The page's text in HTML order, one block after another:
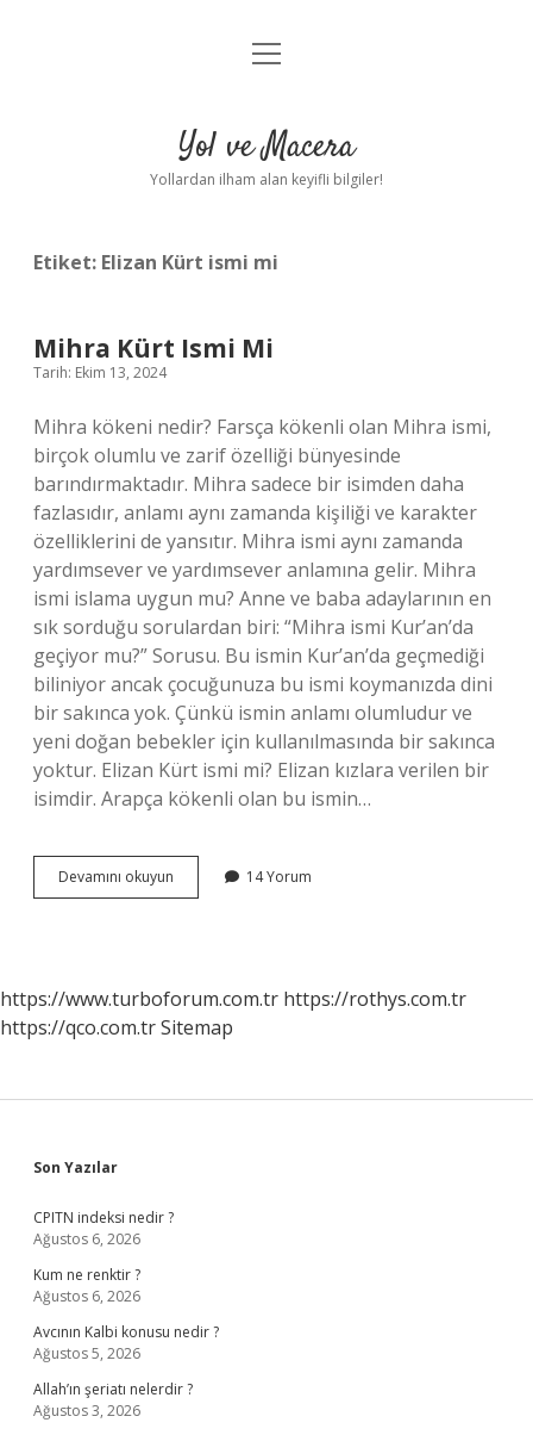
Anasayfa
Yasal Uyarı
menüyü
Yol ve Macera
Yollardan ilham alan keyifli bilgiler!
Etiket: Elizan Kürt ismi mi
Mihra Kürt Ismi Mi
Tarih: Ekim 13, 2024
Mihra kökeni nedir? Farsça kökenli olan Mihra ismi,
birçok olumlu ve zarif özelliği bünyesinde
barındırmaktadır. Mihra sadece bir isimden daha
fazlasıdır, anlamı aynı zamanda kişiliği ve karakter
özelliklerini de yansıtır. Mihra ismi aynı zamanda
yardımsever ve yardımsever anlamına gelir. Mihra
ismi islama uygun mu? Anne ve baba adaylarının en
sık sorduğu sorulardan biri: “Mihra ismi Kur’an’da
geçiyor mu?” Sorusu. Bu ismin Kur’an’da geçmediği
biliniyor ancak çocuğunuza bu ismi koymanızda dini
bir sakınca yok. Çünkü ismin anlamı olumludur ve
yeni doğan bebekler için kullanılmasında bir sakınca
yoktur. Elizan Kürt ismi mi? Elizan kızlara verilen bir
isimdir. Arapça kökenli olan bu ismin…
Devamını okuyun
Kürt
14 Yorum
https://www.turboforum.com.tr https://rothys.com.tr
https://qco.com.trSitemap
Sidebar
Son Yazılar
CPITN indeksi nedir ?
Ağustos 6, 2026
Kum ne renktir ?
Ağustos 6, 2026
Avcının Kalbi konusu nedir ?
Ağustos 5, 2026
Allah’ın şeriatı nelerdir ?
Ağustos 3, 2026